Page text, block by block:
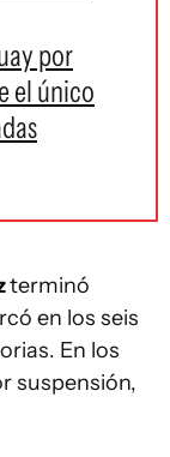
por
el único
terminó
en los seis
En los
suspensión,